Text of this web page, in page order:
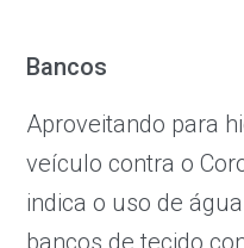
Bancos
Aproveitando para
veículo contra o
indica o uso de
bancos de tecido